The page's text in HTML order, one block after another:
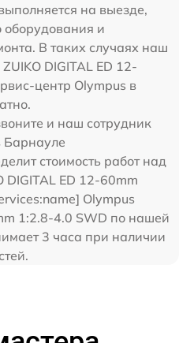
на выезде,
оборудования и
В таких случаях наш
DIGITAL ED 12-
центр Olympus в
и наш сотрудник
Барнауле
стоимость работ над
DIGITAL ED 12-60mm
Olympus
1:2.8-4.0 SWD по нашей
3 часа при наличии